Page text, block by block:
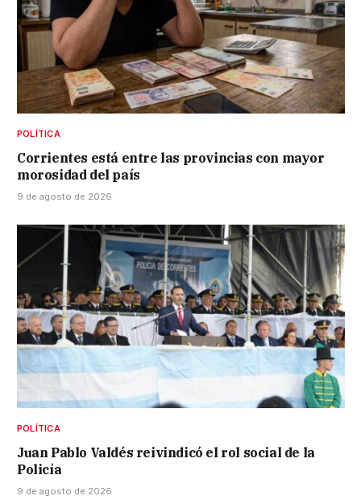
POLÍTICA
Corrientes está entre las provincias con mayor
morosidad del país
9 de agosto de 2026
POLÍTICA
Juan Pablo Valdés reivindicó el rol social de la
Policía
9 de agosto de 2026